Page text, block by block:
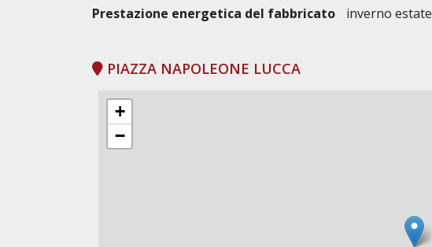
Prestazione energetica del fabbricato
inverno estate
PIAZZA NAPOLEONE LUCCA